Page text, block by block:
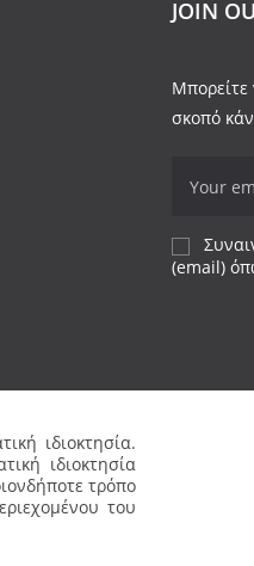
JOIN
Μπορείτε
σκοπό
(email)
ιδιοκτησία.
ιδιοκτησία
τρόπο
του